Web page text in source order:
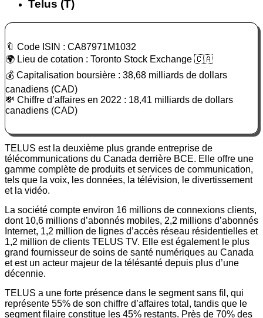
Telus (T)
🔖 Code ISIN : CA87971M1032
🌍 Lieu de cotation : Toronto Stock Exchange 🇨🇦
💰 Capitalisation boursière : 38,68 milliards de dollars
canadiens (CAD)
💸 Chiffre d’affaires en 2022 : 18,41 milliards de dollars
canadiens (CAD)
TELUS est la deuxième plus grande entreprise de
télécommunications du Canada derrière BCE. Elle offre une
gamme complète de produits et services de communication,
tels que la voix, les données, la télévision, le divertissement
et la vidéo.
La société compte environ 16 millions de connexions clients,
dont 10,6 millions d’abonnés mobiles, 2,2 millions d’abonnés
Internet, 1,2 million de lignes d’accès réseau résidentielles et
1,2 million de clients TELUS TV. Elle est également le plus
grand fournisseur de soins de santé numériques au Canada
et est un acteur majeur de la télésanté depuis plus d’une
décennie.
TELUS a une forte présence dans le segment sans fil, qui
représente 55% de son chiffre d’affaires total, tandis que le
segment filaire constitue les 45% restants. Près de 70% des